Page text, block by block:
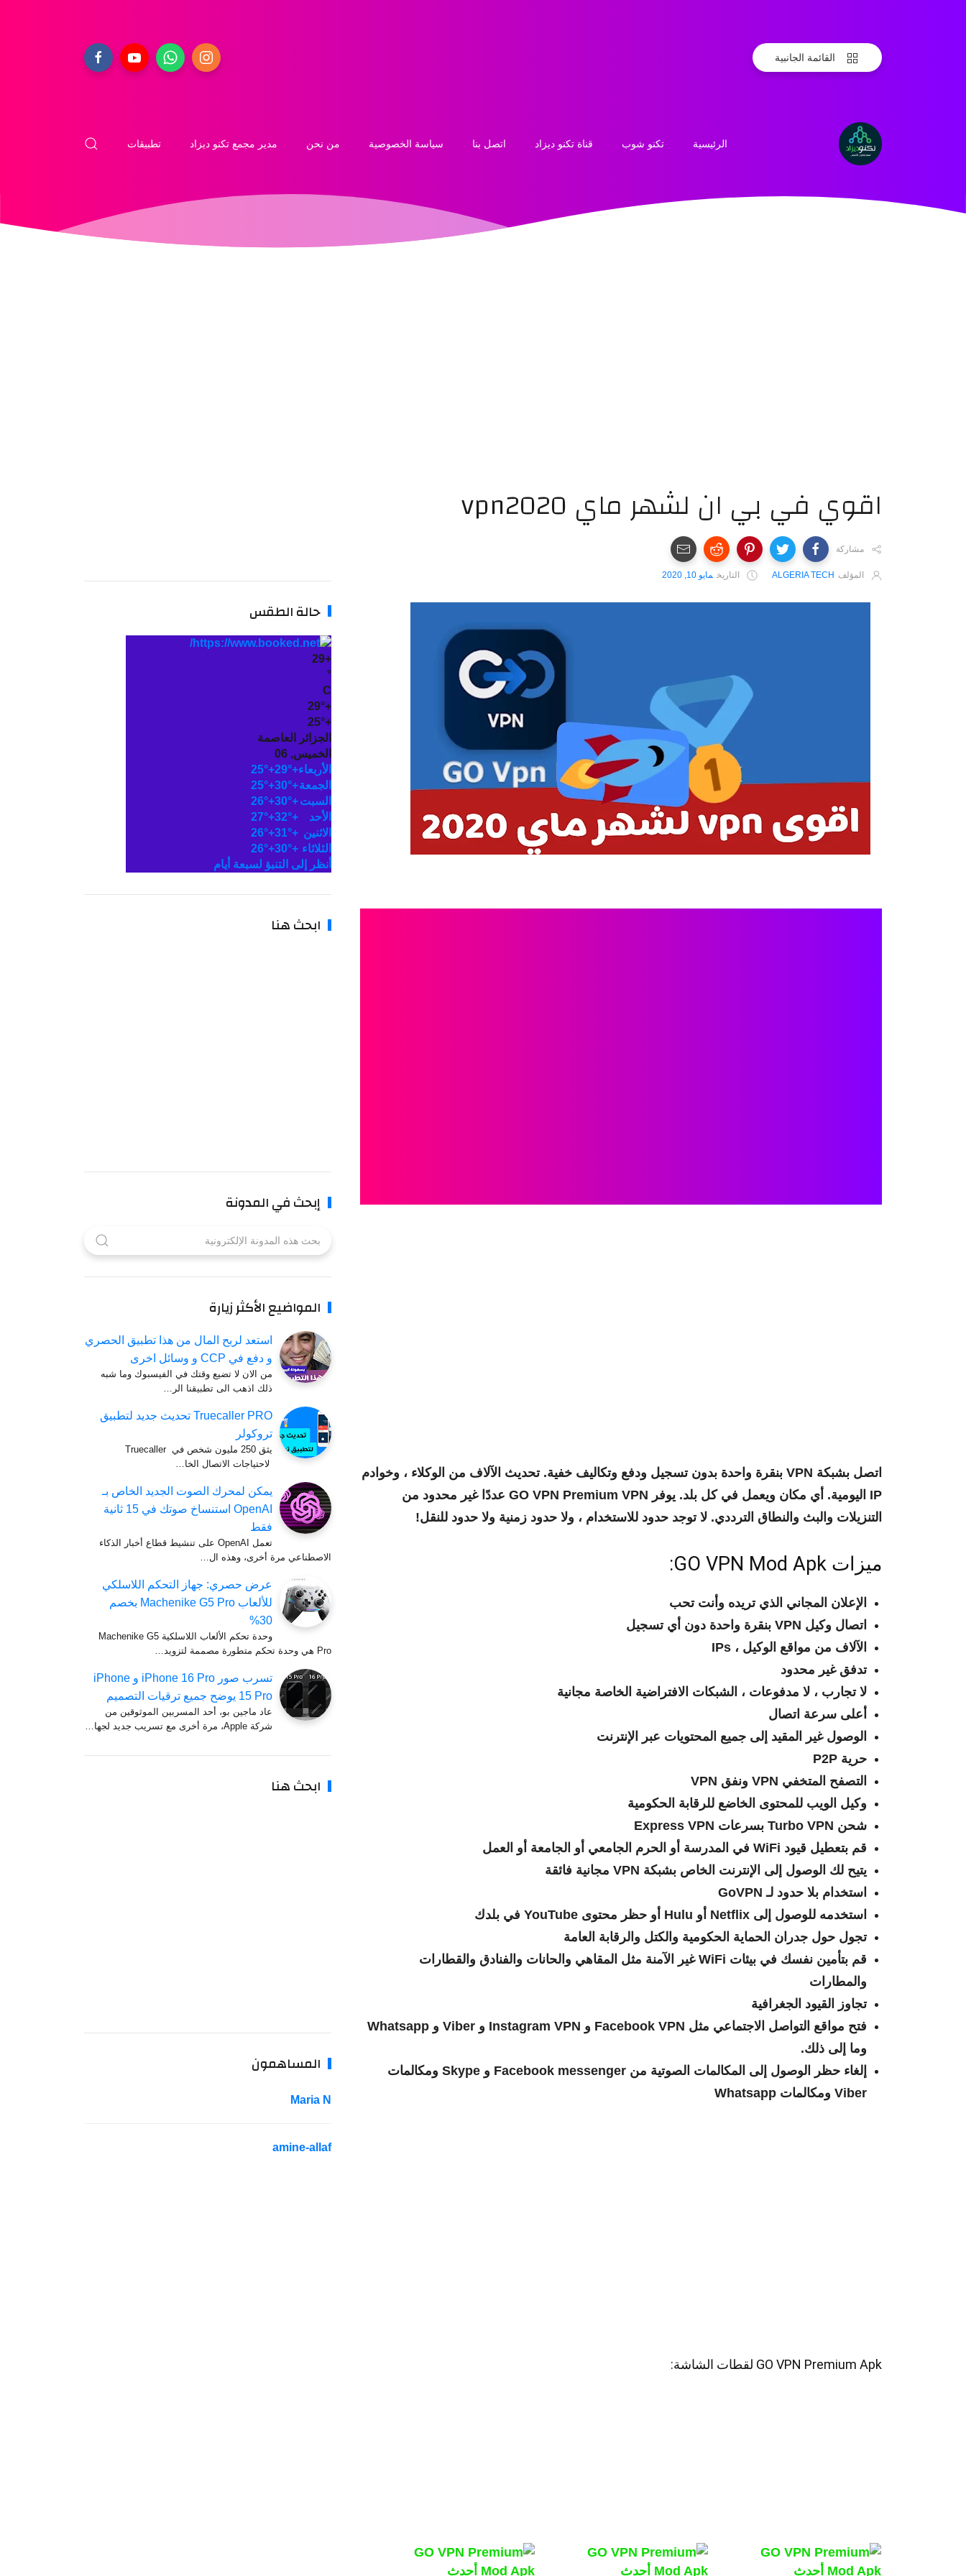
القائمة الجانبية
الرئيسية تكنو شوب قناة تكنو ديزاد اتصل بنا سياسة الخصوصية من نحن مدير مجمع تكنو ديزاد تطبيقات
مشاركة
المؤلف ALGERIA TECH التاريخ مايو 10, 2020
اتصل بشبكة VPN بنقرة واحدة بدون تسجيل ودفع وتكاليف خفية.
تحديث الآلاف من الوكلاء ، وخوادم
IP اليومية.
أي مكان ويعمل في كل بلد.
يوفر GO VPN Premium VPN عددًا غير محدود من
التنزيلات والبث والنطاق الترددي. لا توجد حدود للاستخدام ، ولا حدود زمنية ولا حدود للنقل!
ميزات GO VPN Mod Apk:
الإعلان المجاني الذي تريده وأنت تحب
اتصال وكيل VPN بنقرة واحدة دون أي تسجيل
الآلاف من مواقع الوكيل ، IPs
تدفق غير محدود
لا تجارب ، لا مدفوعات ، الشبكات الافتراضية الخاصة مجانية
أعلى سرعة اتصال
الوصول غير المقيد إلى جميع المحتويات عبر الإنترنت
حرية P2P
التصفح المتخفي VPN ونفق VPN
وكيل الويب للمحتوى الخاضع للرقابة الحكومية
شحن Turbo VPN بسرعات Express VPN
قم بتعطيل قيود WiFi في المدرسة أو الحرم الجامعي أو الجامعة أو العمل
يتيح لك الوصول إلى الإنترنت الخاص بشبكة VPN مجانية فائقة
استخدام بلا حدود لـ GoVPN
استخدمه للوصول إلى Netflix أو Hulu أو حظر محتوى YouTube في بلدك
تجول حول جدران الحماية الحكومية والكتل والرقابة العامة
قم بتأمين نفسك في بيئات WiFi غير الآمنة مثل المقاهي والحانات والفنادق والقطارات
والمطارات
تجاوز القيود الجغرافية
فتح مواقع التواصل الاجتماعي مثل Facebook VPN و Instagram VPN و Viber و Whatsapp
وما إلى ذلك.
إلغاء حظر الوصول إلى المكالمات الصوتية من Facebook messenger و Skype ومكالمات
Viber ومكالمات Whatsapp
GO VPN Premium Apk لقطات الشاشة:
حالة الطقس
+
29
°
C
+
29°
+
25°
الجزائر العاصمة
الخميس, 06
الأربعاء+
29°
+
25°
الجمعة+
30°
+
25°
السبت +
30°
+
26°
الأحد
+
32°
+
27°
الاثنين +
31°
+
26°
الثلاثاء +
30°
+
26°
أنظر إلى التنبؤ لسبعة أيام
ابحث هنا
إبحث في المدونة
المواضيع الأكثر زيارة
استعد لربح المال من هذا تطبيق الحصري
و دفع في CCP و وسائل اخرى
من الان لا تضيع وقتك في الفيسبوك وما شبه
ذلك اذهب الى تطبيقنا الر…
Truecaller PRO تحديث جديد لتطبيق
تروكولر
يثق 250 مليون شخص في Truecaller
لاحتياجات الاتصال الخا…
يمكن لمحرك الصوت الجديد الخاص بـ
OpenAI استنساخ صوتك في 15 ثانية
فقط
تعمل OpenAI على تنشيط قطاع أخبار الذكاء
الاصطناعي مرة أخرى، وهذه ال…
عرض حصري: جهاز التحكم اللاسلكي
للألعاب Machenike G5 Pro بخصم
30%
وحدة تحكم الألعاب اللاسلكية Machenike G5
Pro هي وحدة تحكم متطورة مصممة لتزويد…
تسرب صور iPhone 16 Pro و iPhone
15 Pro يوضح جميع ترقيات التصميم
عاد ماجين بو، أحد المسربين الموثوقين من
شركة Apple، مرة أخرى مع تسريب جديد لجها…
ابحث هنا
المساهمون
Maria N
amine-allaf